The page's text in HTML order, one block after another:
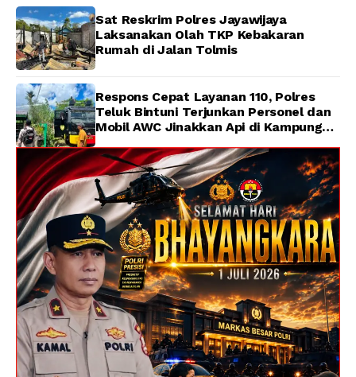
Sat Reskrim Polres Jayawijaya
Laksanakan Olah TKP Kebakaran
Rumah di Jalan Tolmis
Respons Cepat Layanan 110, Polres
Teluk Bintuni Terjunkan Personel dan
Mobil AWC Jinakkan Api di Kampung